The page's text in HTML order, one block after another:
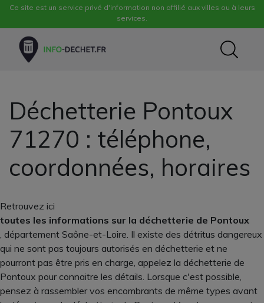
Ce site est un service privé d'information non affilié aux villes ou à leurs
services.
Déchetterie Pontoux
71270 : téléphone,
coordonnées, horaires
Retrouvez ici
toutes les informations sur la déchetterie de Pontoux
, département Saône-et-Loire. Il existe des détritus dangereux
qui ne sont pas toujours autorisés en déchetterie et ne
pourront pas être pris en charge, appelez la déchetterie de
Pontoux pour connaitre les détails. Lorsque c'est possible,
pensez à rassembler vos encombrants de même types avant